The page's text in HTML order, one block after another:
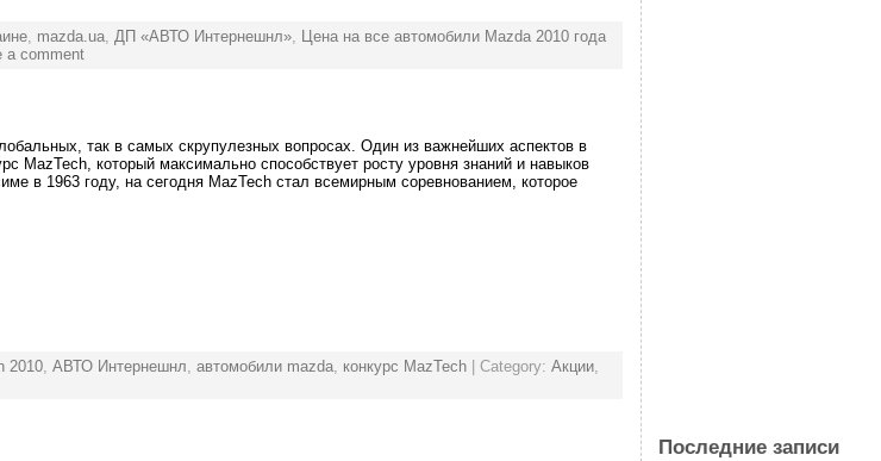
, mazda.ua, ДП «АВТО Интернешнл», Цена на все автомобили Mazda 2010 года
a comment
так в самых скрупулезных вопросах. Один из важнейших аспектов в
MazTech, который максимально способствует росту уровня знаний и навыков
в 1963 году, на сегодня MazTech стал всемирным соревнованием, которое
2010, АВТО Интернешнл, автомобили mazda, конкурс MazTech | Category: Акции,
Последние записи